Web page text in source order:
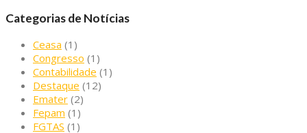
Categorias de Notícias
Ceasa (1)
Congresso (1)
Contabilidade (1)
Destaque (12)
Emater (2)
Fepam (1)
FGTAS (1)